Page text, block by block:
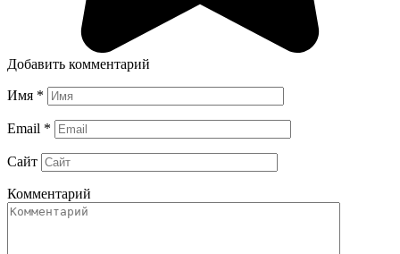
Добавить комментарий
Имя *
Email *
Сайт
Комментарий